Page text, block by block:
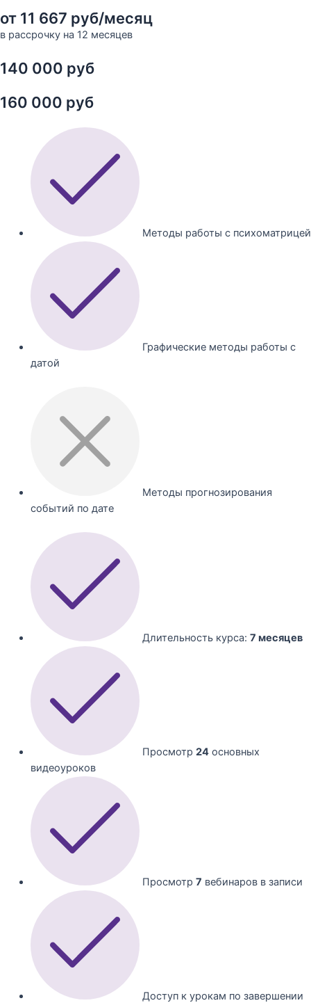
от 11 667 руб/месяц
в рассрочку на 12 месяцев
140 000 руб
160 000 руб
Методы работы с психоматрицей
Графические методы работы с
датой
Методы прогнозирования
событий по дате
Длительность курса: 7 месяцев
Просмотр 24основных
видеоуроков
Просмотр 7 вебинаров в записи
Доступ к урокам по завершении